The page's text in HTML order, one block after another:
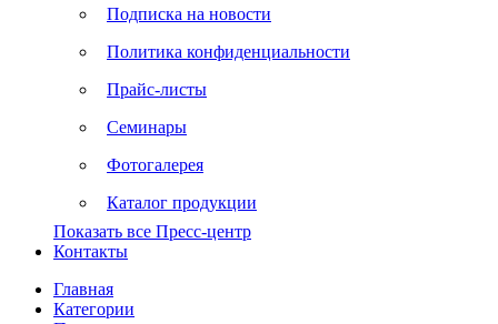
Подписка на новости
Политика конфиденциальности
Прайс-листы
Семинары
Фотогалерея
Каталог продукции
Показать все Пресс-центр
Контакты
Главная
Категории